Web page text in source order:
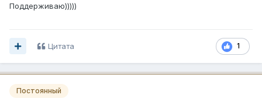
Поддерживаю)))))
1
Цитата
Постоянный